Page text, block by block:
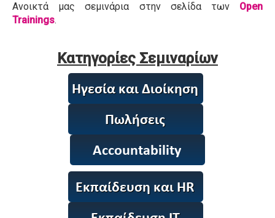
Ανοικτά μας σεμινάρια στην σελίδα των Open
Trainings.
Κατηγορίες Σεμιναρίων